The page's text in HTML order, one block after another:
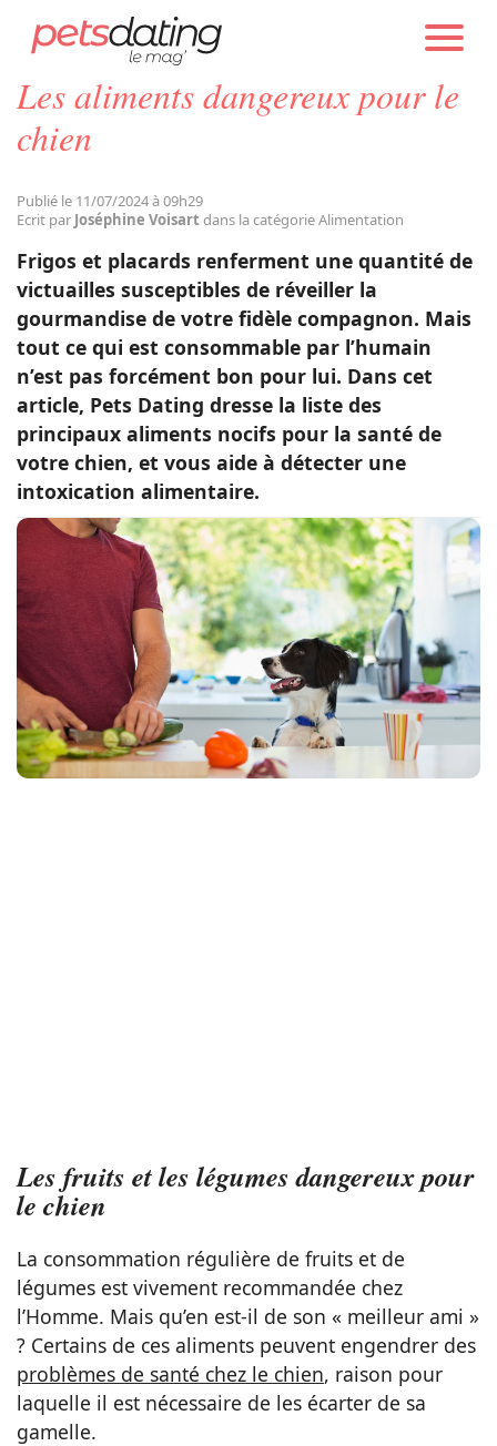
Chien
Faits Divers
Emotion
Tops
Sauvetages
Conso
PETS DATING GUIDES CHIEN
Les aliments dangereux pour le
chien
Publié le 11/07/2024 à 09h29
Ecrit par Joséphine Voisart dans la catégorie Alimentation
Frigos et placards renferment une quantité de
victuailles susceptibles de réveiller la
gourmandise de votre fidèle compagnon. Mais
tout ce qui est consommable par l’humain
n’est pas forcément bon pour lui. Dans cet
article, Pets Dating dresse la liste des
principaux aliments nocifs pour la santé de
votre chien, et vous aide à détecter une
intoxication alimentaire.
Les fruits et les légumes dangereux pour
le chien
La consommation régulière de fruits et de
légumes est vivement recommandée chez
l’Homme. Mais qu’en est-il de son « meilleur ami »
? Certains de ces aliments peuvent engendrer des
problèmes de santé chez le chien, raison pour
laquelle il est nécessaire de les écarter de sa
gamelle.